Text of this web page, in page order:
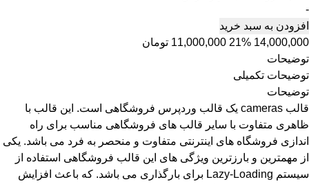
-
افزودن به سبد خرید
14,000,000
21%
11,000,000 تومان
توضیحات
توضیحات تکمیلی
توضیحات
قالب cameras یک قالب وردپرس فروشگاهی است. این قالب با
ظاهری متفاوت با سایر قالب های فروشگاهی مناسب برای راه
اندازی فروشگاه های اینترنتی متفاوت و منحصر به فرد می باشد. یکی
از مهمترین و بارزترین ویژگی های این قالب فروشگاهی استفاده از
سیستم Lazy-Loading برای بارگذاری می باشد. که باعث افزایش